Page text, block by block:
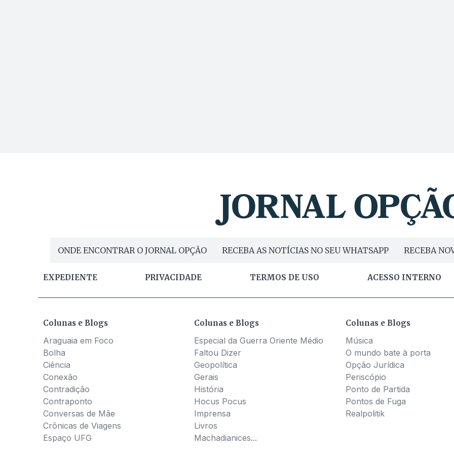
ONDE ENCONTRAR O JORNAL OPÇÃO RECEBA AS NOTÍCIAS NO SEU WHATSAPP RECEBA
EXPEDIENTE PRIVACIDADE TERMOS DE USO ACESSO INTERNO
Colunas e Blogs
Araguaia em Foco
Bolha
Ciência
Conexão
Contradição
Contraponto
Conversas de Mãe
Crônicas de Viagens
Espaço UFG
Colunas e Blogs
Especial da Guerra Oriente Médio
Faltou Dizer
Geopolítica
Gerais
História
Hocus Pocus
Imprensa
Livros
Machadianices...
Colunas e Blogs
Música
O mundo bate à porta
Opção Jurídica
Periscópio
Ponto de Partida
Pontos de Fuga
Realpolitik